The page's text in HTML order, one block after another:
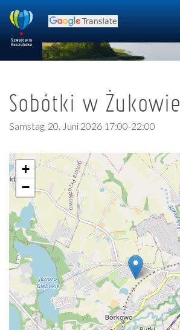
Sobótki w Żukowie
Samstag, 20. Juni 2026 17:00-22:00
+
−